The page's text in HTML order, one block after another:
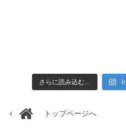
さらに読み込む...
トップページへ